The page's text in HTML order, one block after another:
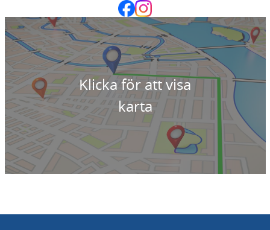
Klicka för att visa
karta